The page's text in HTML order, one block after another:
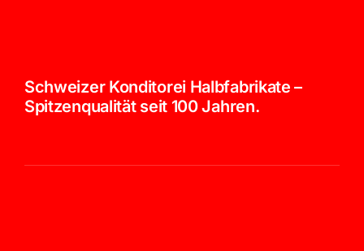
Schweizer Konditorei Halbfabrikate –
Spitzenqualität seit 100 Jahren.